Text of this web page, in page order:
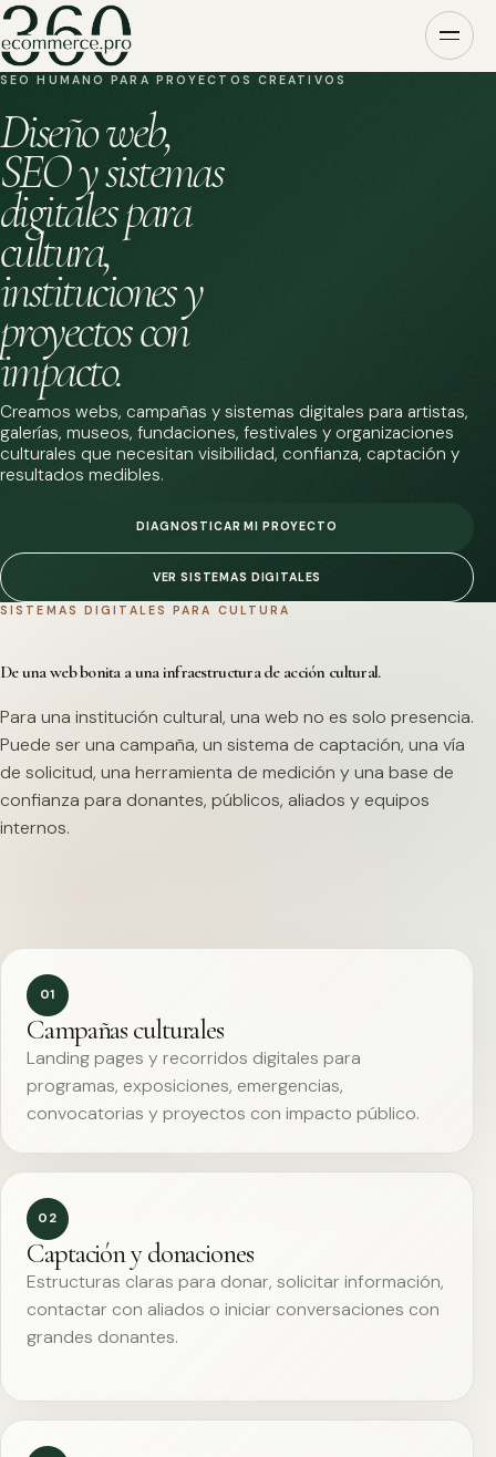
SEO HUMANO PARA PROYECTOS CREATIVOS
Diseño web,
SEO y sistemas
digitales para
cultura,
instituciones y
proyectos con
impacto.
Creamos webs, campañas y sistemas digitales para artistas,
galerías, museos, fundaciones, festivales y organizaciones
culturales que necesitan visibilidad, confianza, captación y
resultados medibles.
DIAGNOSTICAR MI PROYECTO
VER SISTEMAS DIGITALES
SISTEMAS DIGITALES PARA CULTURA
De una web bonita a una infraestructura de acción cultural.
Para una institución cultural, una web no es solo presencia.
Puede ser una campaña, un sistema de captación, una vía
de solicitud, una herramienta de medición y una base de
confianza para donantes, públicos, aliados y equipos
internos.
01
Campañas culturales
Landing pages y recorridos digitales para
programas, exposiciones, emergencias,
convocatorias y proyectos con impacto público.
02
Captación y donaciones
Estructuras claras para donar, solicitar información,
contactar con aliados o iniciar conversaciones con
grandes donantes.